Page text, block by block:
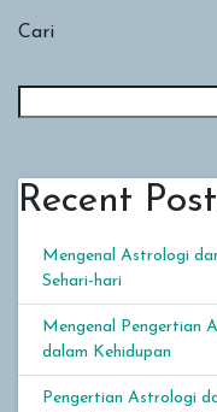
Cari
Recent
Mengenal Astrologi
Sehari-hari
Mengenal Pengertian
dalam Kehidupan
Pengertian Astrologi